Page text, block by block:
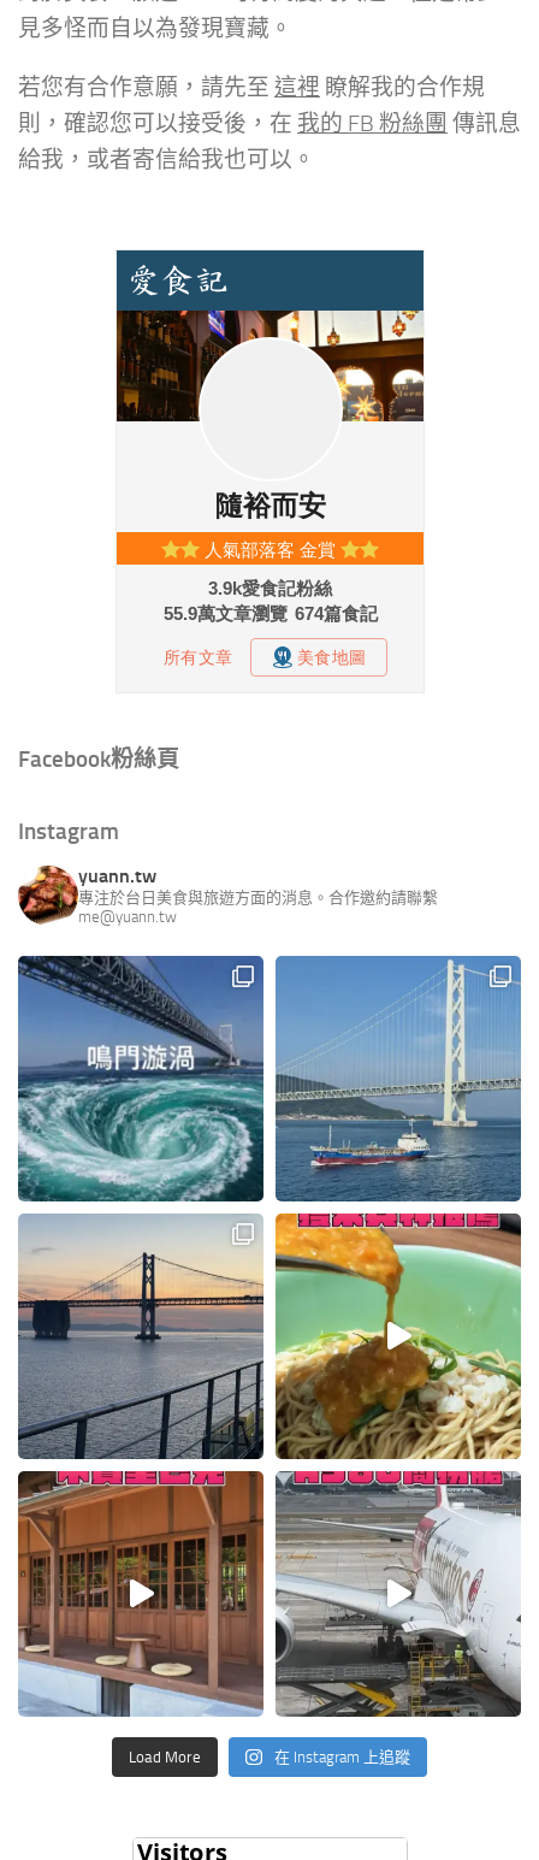
見多怪而自以為發現寶藏。
若您有合作意願，請先至 這裡 瞭解我的合作規
則，確認您可以接受後，在 我的 FB 粉絲團 傳訊息
給我，或者寄信給我也可以。
Facebook粉絲頁
Instagram
yuann.tw
專注於台日美食與旅遊方面的消息。合作邀約請聯繫
me@yuann.tw
Load More 在 Instagram 上追蹤